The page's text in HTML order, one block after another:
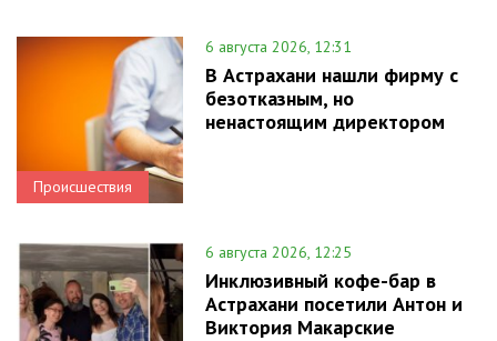
Происшествия
6 августа 2026, 12:31
В Астрахани нашли фирму с
безотказным, но
ненастоящим директором
6 августа 2026, 12:25
Инклюзивный кофе-бар в
Астрахани посетили Антон и
Виктория Макарские